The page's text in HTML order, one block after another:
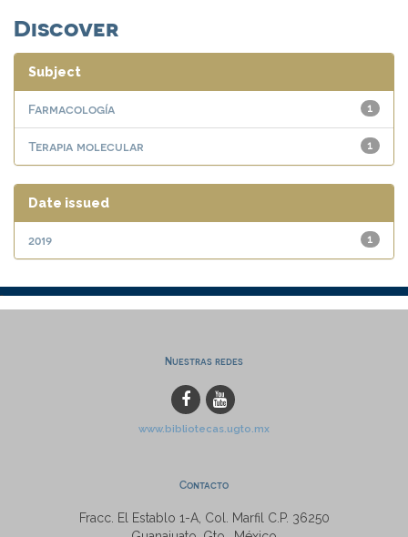
Discover
Subject
1
Farmacología
1
Terapia molecular
Date issued
1
2019
Nuestras redes
www.bibliotecas.ugto.mx
Contacto
Fracc. El Establo 1-A, Col. Marfil C.P. 36250